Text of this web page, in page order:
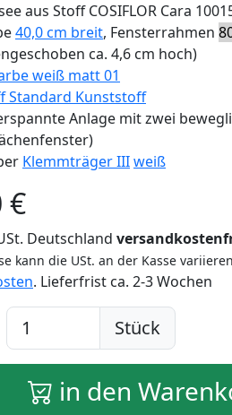
aus Stoff COSIFLOR Cara
40,0 cm breit, Fensterrahmen
ca. 4,6 cm hoch)
weiß matt 01
Standard Kunststoff
Anlage mit zwei
Klemmträger IIIweiß
€
Deutschland
kann die USt. an der Kasse
. Lieferfrist ca. 2-3 Wochen
Stück
in den